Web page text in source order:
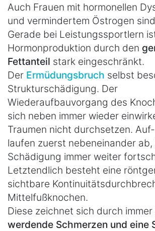
Auch Frauen mit hormonellen
und vermindertem Östrogen
Gerade bei Leistungssportlern
Hormonproduktion durch den
Fettanteil stark eingeschränkt.
Der Ermüdungsbruch selbst
Strukturschädigung. Der
Wiederaufbauvorgang des
sich neben immer wieder
Traumen nicht durchsetzen.
laufen zuerst nebeneinander ab,
Schädigung immer weiter
Letztendlich besteht eine
sichtbare
Mittelfußknochen.
Diese zeichnet sich durch immer
werdende Schmerzen und eine